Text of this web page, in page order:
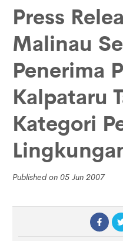
Press
Malinau
Penerima
Kalpataru
Kategori
Published on 05 Jun 2007